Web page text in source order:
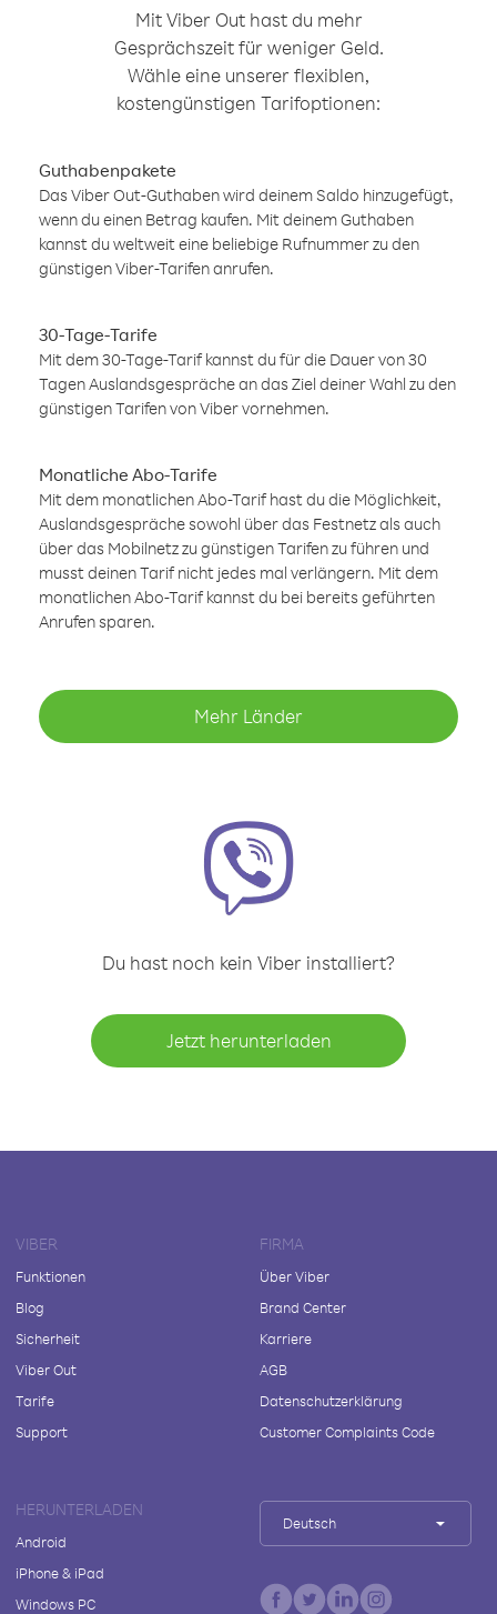
Mit Viber Out hast du mehr
Gesprächszeit für weniger Geld.
Wähle eine unserer flexiblen,
kostengünstigen Tarifoptionen:
Guthabenpakete
Das Viber Out-Guthaben wird deinem Saldo hinzugefügt,
wenn du einen Betrag kaufen. Mit deinem Guthaben
kannst du weltweit eine beliebige Rufnummer zu den
günstigen Viber-Tarifen anrufen.
30-Tage-Tarife
Mit dem 30-Tage-Tarif kannst du für die Dauer von 30
Tagen Auslandsgespräche an das Ziel deiner Wahl zu den
günstigen Tarifen von Viber vornehmen.
Monatliche Abo-Tarife
Mit dem monatlichen Abo-Tarif hast du die Möglichkeit,
Auslandsgespräche sowohl über das Festnetz als auch
über das Mobilnetz zu günstigen Tarifen zu führen und
musst deinen Tarif nicht jedes mal verlängern. Mit dem
monatlichen Abo-Tarif kannst du bei bereits geführten
Anrufen sparen.
Mehr Länder
Du hast noch kein Viber installiert?
Jetzt herunterladen
VIBER
Funktionen
Blog
Sicherheit
Viber Out
Tarife
Support
FIRMA
Über Viber
Brand Center
Karriere
AGB
Datenschutzerklärung
Customer Complaints Code
HERUNTERLADEN
Android
iPhone & iPad
Windows PC
Deutsch